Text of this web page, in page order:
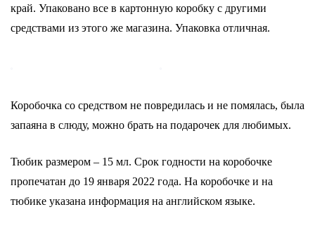
край. Упаковано все в картонную коробку с другими
средствами из этого же магазина. Упаковка отличная.
Коробочка со средством не повредилась и не помялась, была
запаяна в слюду, можно брать на подарочек для любимых.
Тюбик размером – 15 мл. Срок годности на коробочке
пропечатан до 19 января 2022 года. На коробочке и на
тюбике указана информация на английском языке.